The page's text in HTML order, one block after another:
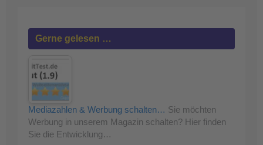
Gerne gelesen …
Mediazahlen & Werbung schalten… Sie möchten
Werbung in unserem Magazin schalten? Hier finden
Sie die Entwicklung…